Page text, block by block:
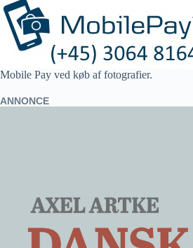
Mobile Pay ved køb af fotografier.
ANNONCE